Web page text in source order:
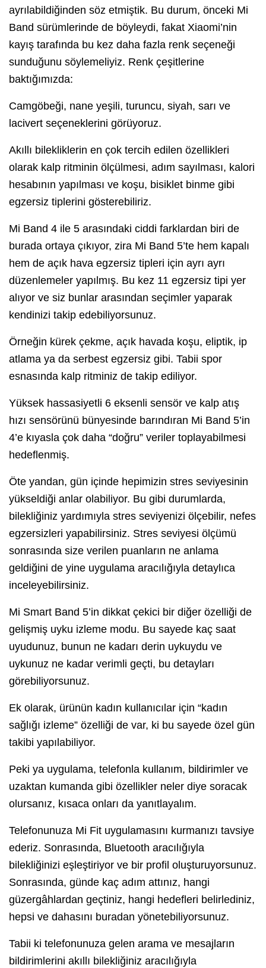
ayrılabildiğinden söz etmiştik. Bu durum, önceki Mi
Band sürümlerinde de böyleydi, fakat Xiaomi’nin
kayış tarafında bu kez daha fazla renk seçeneği
sunduğunu söylemeliyiz. Renk çeşitlerine
baktığımızda:
Camgöbeği, nane yeşili, turuncu, siyah, sarı ve
lacivert seçeneklerini görüyoruz.
Akıllı bilekliklerin en çok tercih edilen özellikleri
olarak kalp ritminin ölçülmesi, adım sayılması, kalori
hesabının yapılması ve koşu, bisiklet binme gibi
egzersiz tiplerini gösterebiliriz.
Mi Band 4 ile 5 arasındaki ciddi farklardan biri de
burada ortaya çıkıyor, zira Mi Band 5’te hem kapalı
hem de açık hava egzersiz tipleri için ayrı ayrı
düzenlemeler yapılmış. Bu kez 11 egzersiz tipi yer
alıyor ve siz bunlar arasından seçimler yaparak
kendinizi takip edebiliyorsunuz.
Örneğin kürek çekme, açık havada koşu, eliptik, ip
atlama ya da serbest egzersiz gibi. Tabii spor
esnasında kalp ritminiz de takip ediliyor.
Yüksek hassasiyetli 6 eksenli sensör ve kalp atış
hızı sensörünü bünyesinde barındıran Mi Band 5’in
4’e kıyasla çok daha “doğru” veriler toplayabilmesi
hedeflenmiş.
Öte yandan, gün içinde hepimizin stres seviyesinin
yükseldiği anlar olabiliyor. Bu gibi durumlarda,
bilekliğiniz yardımıyla stres seviyenizi ölçebilir, nefes
egzersizleri yapabilirsiniz. Stres seviyesi ölçümü
sonrasında size verilen puanların ne anlama
geldiğini de yine uygulama aracılığıyla detaylıca
inceleyebilirsiniz.
Mi Smart Band 5’in dikkat çekici bir diğer özelliği de
gelişmiş uyku izleme modu. Bu sayede kaç saat
uyudunuz, bunun ne kadarı derin uykuydu ve
uykunuz ne kadar verimli geçti, bu detayları
görebiliyorsunuz.
Ek olarak, ürünün kadın kullanıcılar için “kadın
sağlığı izleme” özelliği de var, ki bu sayede özel gün
takibi yapılabiliyor.
Peki ya uygulama, telefonla kullanım, bildirimler ve
uzaktan kumanda gibi özellikler neler diye soracak
olursanız, kısaca onları da yanıtlayalım.
Telefonunuza Mi Fit uygulamasını kurmanızı tavsiye
ederiz. Sonrasında, Bluetooth aracılığıyla
bilekliğinizi eşleştiriyor ve bir profil oluşturuyorsunuz.
Sonrasında, günde kaç adım attınız, hangi
güzergâhlardan geçtiniz, hangi hedefleri belirlediniz,
hepsi ve dahasını buradan yönetebiliyorsunuz.
Tabii ki telefonunuza gelen arama ve mesajların
bildirimlerini akıllı bilekliğiniz aracılığıyla